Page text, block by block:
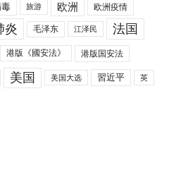
旅游 欧洲 欧洲疫情
炎 毛泽东 江泽民 法国
港版《國安法》 港版国安法
美国 美国大选 習近平 英